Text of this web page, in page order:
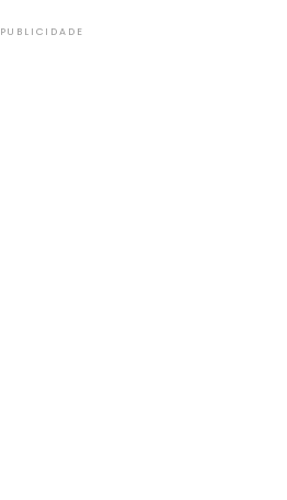
PUBLICIDADE